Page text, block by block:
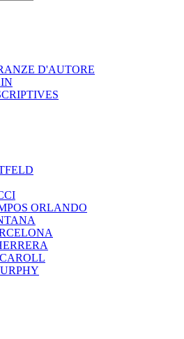
D'AUTORE
ORLANDO